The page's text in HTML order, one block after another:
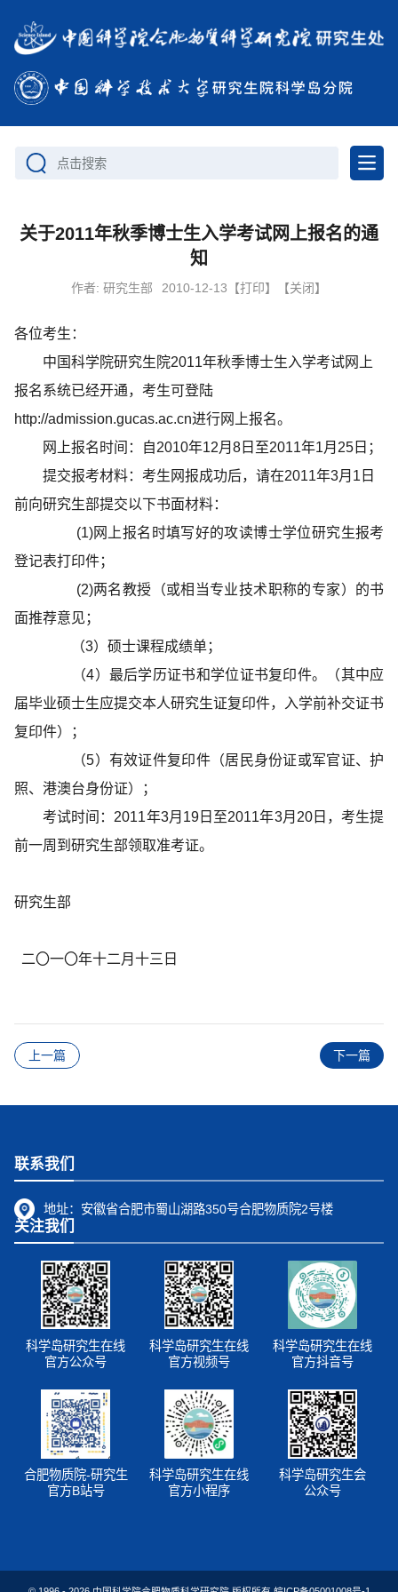
点击搜索
关于2011年秋季博士生入学考试网上报名的通
知
作者:研究生部 2010-12-13 【打印】 【关闭】
各位考生：
中国科学院研究生院2011年秋季博士生入学考试网上
报名系统已经开通，考生可登陆
http://admission.gucas.ac.cn进行网上报名。
网上报名时间：自2010年12月8日至2011年1月25日；
提交报考材料：考生网报成功后，请在2011年3月1日
前向研究生部提交以下书面材料：
(1)网上报名时填写好的攻读博士学位研究生报考
登记表打印件；
(2)两名教授（或相当专业技术职称的专家）的书
面推荐意见；
（3）硕士课程成绩单；
（4）最后学历证书和学位证书复印件。（其中应
届毕业硕士生应提交本人研究生证复印件，入学前补交证书
复印件）；
（5）有效证件复印件（居民身份证或军官证、护
照、港澳台身份证）；
考试时间：2011年3月19日至2011年3月20日，考生提
前一周到研究生部领取准考证。
研究生部
二〇一〇年十二月十三日
上一篇 下一篇
联系我们
地址： 安徽省合肥市蜀山湖路350号合肥物质院2号楼
关注我们
科学岛研究生在线
官方公众号
科学岛研究生在线
官方视频号
科学岛研究生在线
官方抖音号
合肥物质院-研究生
官方B站号
科学岛研究生在线
官方小程序
科学岛研究生会
公众号